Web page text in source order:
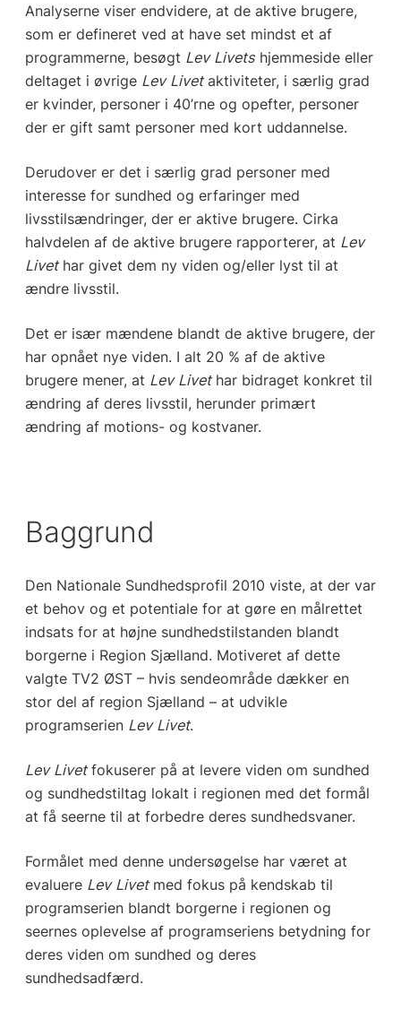
Analyserne viser endvidere, at de aktive brugere,
som er defineret ved at have set mindst et af
programmerne, besøgt Lev Livetshjemmeside eller
deltaget i øvrige Lev Livetaktiviteter, i særlig grad
er kvinder, personer i 40’rne og opefter, personer
der er gift samt personer med kort uddannelse.
Derudover er det i særlig grad personer med
interesse for sundhed og erfaringer med
livsstilsændringer, der er aktive brugere. Cirka
halvdelen af de aktive brugere rapporterer, at Lev
Livethar givet dem ny viden og/eller lyst til at
ændre livsstil.
Det er især mændene blandt de aktive brugere, der
har opnået nye viden. I alt 20 % af de aktive
brugere mener, at Lev Livethar bidraget konkret til
ændring af deres livsstil, herunder primært
ændring af motions- og kostvaner.
Baggrund
Den Nationale Sundhedsprofil 2010 viste, at der var
et behov og et potentiale for at gøre en målrettet
indsats for at højne sundhedstilstanden blandt
borgerne i Region Sjælland. Motiveret af dette
valgte TV2 ØST – hvis sendeområde dækker en
stor del af region Sjælland – at udvikle
programserien Lev Livet.
Lev Livetfokuserer på at levere viden om sundhed
og sundhedstiltag lokalt i regionen med det formål
at få seerne til at forbedre deres sundhedsvaner.
Formålet med denne undersøgelse har været at
evaluereLev Livetmed fokus på kendskab til
programserien blandt borgerne i regionen og
seernes oplevelse af programseriens betydning for
deres viden om sundhed og deres
sundhedsadfærd.